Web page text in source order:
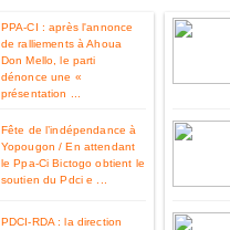
PPA-CI : après l'annonce
de ralliements à Ahoua
Don Mello, le parti
dénonce une «
présentation ...
Fête de l’indépendance à
Yopougon / En attendant
le Ppa-Ci Bictogo obtient le
soutien du Pdci e ...
PDCI-RDA : la direction